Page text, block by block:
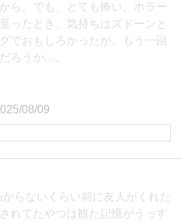
ら。でも、とても怖い。ホラー
ったとき、気持ちはズドーンと
でおもしろかったが、もう一回
ろうか…。
08/09
からないくらい前に友人がくれた
れてたやつは観た記憶がうっす